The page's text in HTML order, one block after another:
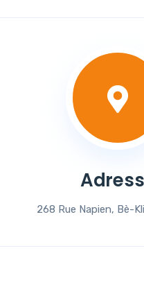
268 Rue Napien, Bè-